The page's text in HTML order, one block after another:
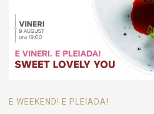
E WEEKEND! E PLEIADA!